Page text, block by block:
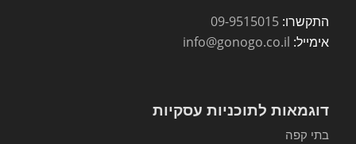
התקשרו: 09-9515015
אימייל: info@gonogo.co.il
דוגמאות לתוכניות עסקיות
בתי קפה